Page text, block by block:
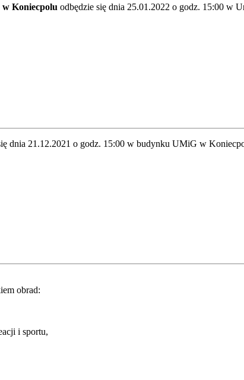
Koniecpolu odbędzie się dnia 25.01.2022 o godz. 15:00 w
dnia 21.12.2021 o godz. 15:00 w budynku UMiG w
obrad:
i sportu,